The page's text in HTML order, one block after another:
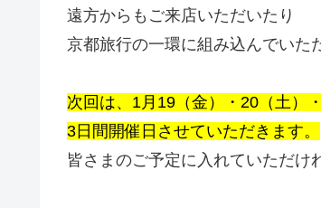
遠方からもご来店いただいたり
京都旅行の一環に組み込んでいた
次回は、1月19（金）・20（土）
3日間開催日させていただきます。
皆さまのご予定に入れていただけ